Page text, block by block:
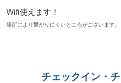
Wifi使えます！
場所により繋がりにくいところがございます。
チェックイン・